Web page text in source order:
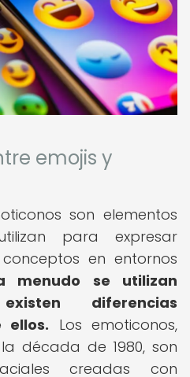
emojis y
son elementos
para expresar
en entornos
menudo se utilizan
diferencias
ellos. Los emoticonos,
década de 1980, son
creadas con